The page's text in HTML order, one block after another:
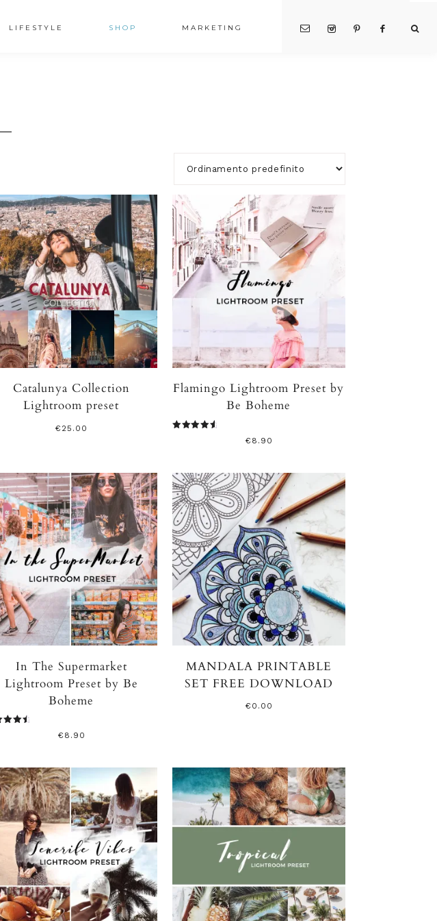
LIFESTYLE SHOP MARKETING
Catalunya Collection
Lightroom preset
€ 25.00
Flamingo Lightroom Preset by
Be Boheme
€ 8.90
In The Supermarket
Lightroom Preset by Be
Boheme
€ 8.90
MANDALA PRINTABLE
SET FREE DOWNLOAD
€ 0.00